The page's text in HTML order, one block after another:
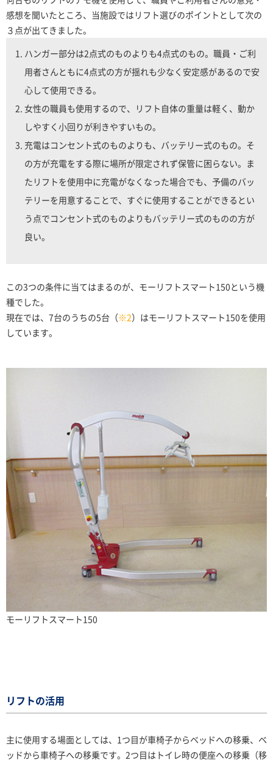
感想を聞いたところ、当施設ではリフト選びのポイントとして次の
３点が出てきました。
ハンガー部分は2点式のものよりも4点式のもの。職員・ご利
用者さんともに4点式の方が揺れも少なく安定感があるので安
心して使用できる。
女性の職員も使用するので、リフト自体の重量は軽く、動か
しやすく小回りが利きやすいもの。
充電はコンセント式のものよりも、バッテリー式のもの。そ
の方が充電をする際に場所が限定されず保管に困らない。ま
たリフトを使用中に充電がなくなった場合でも、予備のバッ
テリーを用意することで、すぐに使用することができるとい
う点でコンセント式のものよりもバッテリー式のものの方が
良い。
この3つの条件に当てはまるのが、モーリフトスマート150という機
種でした。
現在では、7台のうちの5台（※2）はモーリフトスマート150を使用
しています。
モーリフトスマート150
リフトの活用
主に使用する場面としては、1つ目が車椅子からベッドへの移乗、ベ
ッドから車椅子への移乗です。2つ目はトイレ時の便座への移乗（移